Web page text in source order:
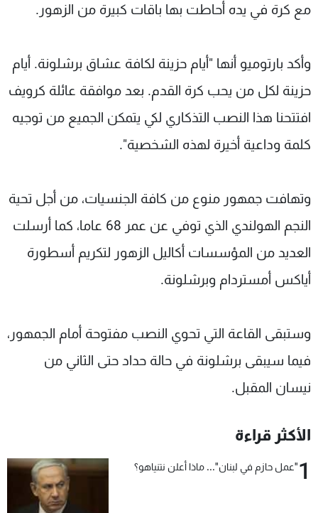
مع كرة في يده أحاطت بها باقات كبيرة من الزهور.
وأكد بارتوميو أنها "أيام حزينة لكافة عشاق برشلونة. أيام
حزينة لكل من يحب كرة القدم. بعد موافقة عائلة كرويف
افتتحنا هذا النصب التذكاري لكي يتمكن الجميع من توجيه
كلمة وداعية أخيرة لهذه الشخصية".
وتهافت جمهور منوع من كافة الجنسيات، من أجل تحية
النجم الهولندي الذي توفي عن عمر 68 عاما، كما أرسلت
العديد من المؤسسات أكاليل الزهور لتكريم أسطورة
أياكس أمستردام وبرشلونة.
وستبقى القاعة التي تحوي النصب مفتوحة أمام الجمهور،
فيما سيبقى برشلونة في حالة حداد حتى الثاني من
نيسان المقبل.
الأكثر قراءة
1"عمل حازم في لبنان"... ماذا أعلن نتنياهو؟